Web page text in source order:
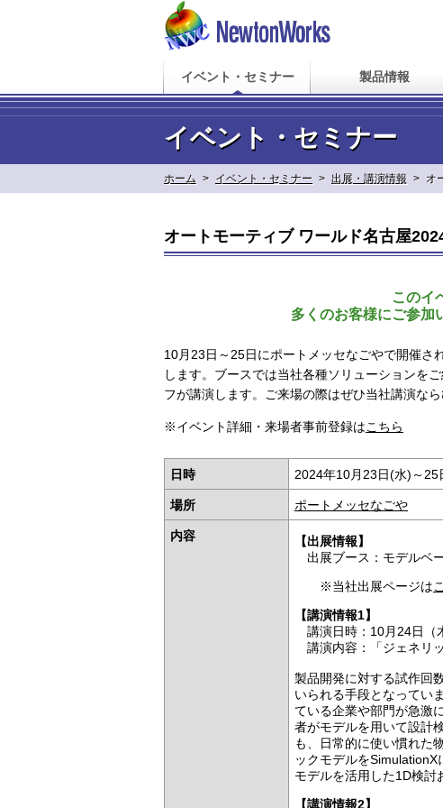
イベント・セミナー 製品情報
イベント・セミナー
ホーム > イベント・セミナー > 出展・講演情報 > オ
オートモーティブ ワールド名古屋
このイ
多くのお客様にご参加
10月23日～25日にポートメッセなごやで開催さ
します。ブースでは当社各種ソリューションを
フが講演します。ご来場の際はぜひ当社講演な
※イベント詳細・来場者事前登録はこちら
日時 2024年10月23日(水)～
場所 ポートメッセなごや
内容
【出展情報】
出展ブース：モデルベ
※当社出展ページは
【講演情報1】
講演日時 ：10月24日
講演内容：「ジェネリ
製品開発に対する試作回
いられる手段となってい
ている企業や部門が急激
者がモデルを用いて設計
も、日常的に使い慣れた
ックモデルを
モデルを活用した1D検討
【講演情報2】